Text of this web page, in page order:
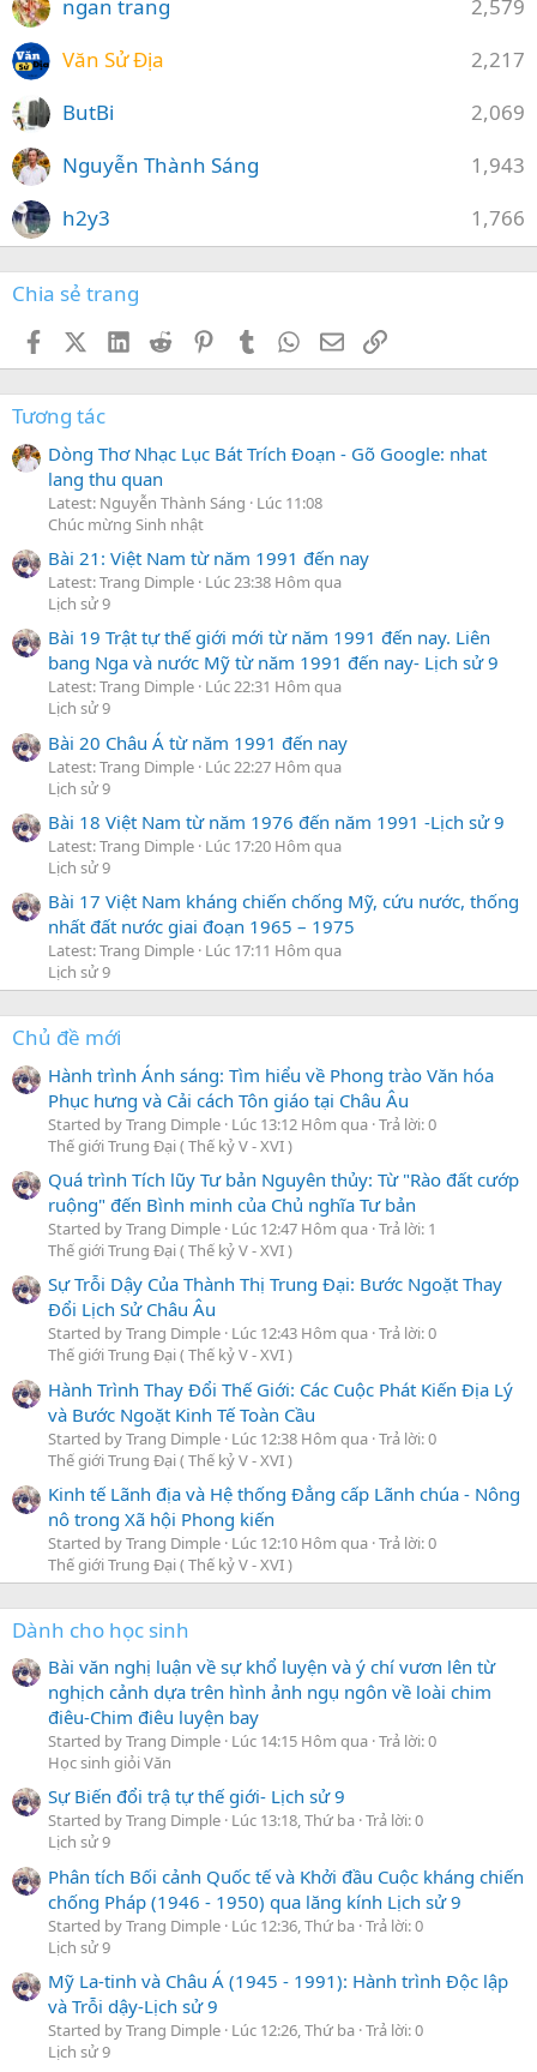
2,579
ngan trang
2,217
Văn Sử Địa
2,069
ButBi
1,943
Nguyễn Thành Sáng
1,766
h2y3
Chia sẻ trang
FacebookX (Twitter)
LinkedIn
Reddit PinterestTumblr WhatsApp
EmailLink
Tương tác
Dòng Thơ Nhạc Lục Bát Trích Đoạn - Gõ Google: nhat
lang thu quan
Latest: Nguyễn Thành Sáng
Lúc 11:08
Chúc mừng Sinh nhật
Bài 21: Việt Nam từ năm 1991 đến nay
Latest: Trang Dimple Lúc 23:38 Hôm qua
Lịch sử 9
Bài 19 Trật tự thế giới mới từ năm 1991 đến nay. Liên
bang Nga và nước Mỹ từ năm 1991 đến nay- Lịch sử 9
Latest: Trang Dimple Lúc 22:31 Hôm qua
Lịch sử 9
Bài 20 Châu Á từ năm 1991 đến nay
Latest: Trang Dimple Lúc 22:27 Hôm qua
Lịch sử 9
Bài 18 Việt Nam từ năm 1976 đến năm 1991 -Lịch sử 9
Latest: Trang Dimple Lúc 17:20 Hôm qua
Lịch sử 9
Bài 17 Việt Nam kháng chiến chống Mỹ, cứu nước, thống
nhất đất nước giai đoạn 1965 – 1975
Latest: Trang Dimple Lúc 17:11 Hôm qua
Lịch sử 9
Chủ đề mới
Hành trình Ánh sáng: Tìm hiểu về Phong trào Văn hóa
Phục hưng và Cải cách Tôn giáo tại Châu Âu
Started by Trang Dimple Lúc 13:12 Hôm qua Trả lời: 0
Thế giới Trung Đại ( Thế kỷ V - XVI )
Quá trình Tích lũy Tư bản Nguyên thủy: Từ "Rào đất cướp
ruộng" đến Bình minh của Chủ nghĩa Tư bản
Started by Trang Dimple Lúc 12:47 Hôm qua Trả lời: 1
Thế giới Trung Đại ( Thế kỷ V - XVI )
Sự Trỗi Dậy Của Thành Thị Trung Đại: Bước Ngoặt Thay
Đổi Lịch Sử Châu Âu
Started by Trang Dimple Lúc 12:43 Hôm qua Trả lời: 0
Thế giới Trung Đại ( Thế kỷ V - XVI )
Hành Trình Thay Đổi Thế Giới: Các Cuộc Phát Kiến Địa Lý
và Bước Ngoặt Kinh Tế Toàn Cầu
Started by Trang Dimple Lúc 12:38 Hôm qua Trả lời: 0
Thế giới Trung Đại ( Thế kỷ V - XVI )
Kinh tế Lãnh địa và Hệ thống Đẳng cấp Lãnh chúa - Nông
nô trong Xã hội Phong kiến
Started by Trang Dimple Lúc 12:10 Hôm qua Trả lời: 0
Thế giới Trung Đại ( Thế kỷ V - XVI )
Dành cho học sinh
Bài văn nghị luận về sự khổ luyện và ý chí vươn lên từ
nghịch cảnh dựa trên hình ảnh ngụ ngôn về loài chim
điêu-Chim điêu luyện bay
Started by Trang Dimple Lúc 14:15 Hôm qua Trả lời: 0
Học sinh giỏi Văn
Sự Biến đổi trậ tự thế giới- Lịch sử 9
Started by Trang Dimple Lúc 13:18, Thứ ba Trả lời: 0
Lịch sử 9
Phân tích Bối cảnh Quốc tế và Khởi đầu Cuộc kháng chiến
chống Pháp (1946 - 1950) qua lăng kính Lịch sử 9
Started by Trang Dimple Lúc 12:36, Thứ ba Trả lời: 0
Lịch sử 9
Mỹ La-tinh và Châu Á (1945 - 1991): Hành trình Độc lập
và Trỗi dậy-Lịch sử 9
Started by Trang Dimple Lúc 12:26, Thứ ba Trả lời: 0
Lịch sử 9